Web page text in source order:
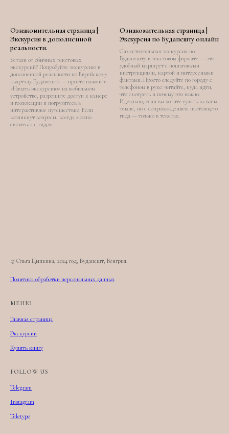
Ознакомительная страница |
Экскурсия в дополненной
реальности.
Устали от обычных текстовых
экскурсий? Попробуйте экскурсию в
дополненной реальности по Еврейскому
кварталу Будапешта — просто нажмите
«Начать экскурсию» на мобильном
устройстве, разрешите доступ к камере
и геолокации и погрузитесь в
интерактивное путешествие. Если
возникнут вопросы, всегда можно
связаться с гидом.
Ознакомительная страница |
Экскурсия по Будапешту онлайн
Самостоятельная экскурсия по
Будапешту в текстовом формате — это
удобный маршрут с пошаговыми
инструкциями, картой и интересными
фактами. Просто следуйте по городу с
телефоном в руке: читайте, куда идти,
что смотреть и почему это важно.
Идеально, если вы хотите гулять в своём
темпе, но с сопровождением настоящего
гида — только в текстах.
© Ольга Цыпкина, 2024 год, Будапешт, Венгрия.
Политика обработки персональных данных
МЕНЮ
Главная страница
Экскурсии
Купить книгу
FOLLOW US
Telegram
Instagram
Teletype